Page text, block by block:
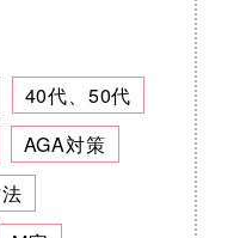
40代、50代
AGA対策